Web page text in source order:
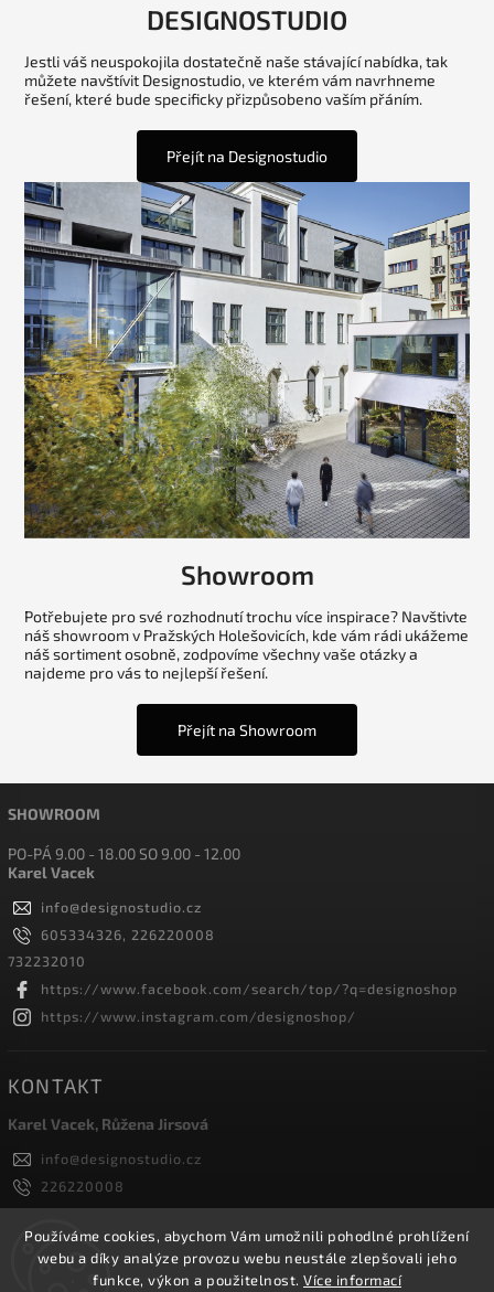
Používáme cookies, abychom Vám umožnili pohodlné prohlížení
webu a díky analýze provozu webu neustále zlepšovali jeho
funkce, výkon a použitelnost. Více informací
DESIGNOSTUDIO
Jestli váš neuspokojila dostatečně naše stávající nabídka, tak
můžete navštívit Designostudio, ve kterém vám navrhneme
řešení, které bude specificky přizpůsobeno vaším přáním.
Přejít na Designostudio
Showroom
Potřebujete pro své rozhodnutí trochu více inspirace? Navštivte
náš showroom v Pražských Holešovicích, kde vám rádi ukážeme
náš sortiment osobně, zodpovíme všechny vaše otázky a
najdeme pro vás to nejlepší řešení.
Přejít na Showroom
SHOWROOM
PO-PÁ 9.00 - 18.00 SO 9.00 - 12.00
Karel Vacek
info@designostudio.cz
605334326, 226220008
732232010
https://www.facebook.com/search/top/?q=designoshop
https://www.instagram.com/designoshop/
KONTAKT
Karel Vacek, Růžena Jirsová
info@designostudio.cz
226220008
605334326, 732232010
Designoshop
designoshop